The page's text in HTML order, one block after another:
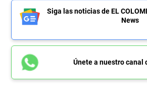
Siga las noticias de EL
News
Únete a nuestro canal